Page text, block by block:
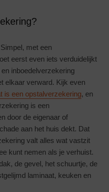
met een
eerst even iets verduidelijkt
inboedelverzekering
elkaar verward. Kijk even
is een opstalverzekering, en
is een
door de eigenaar of
aan het huis dekt. Dat
valt alles wat vastzit
kunt nemen als je verhuist.
de gevel, het schuurtje, de
laminaat, keuken en